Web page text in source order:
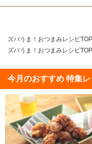
ズバうま！おつまみレシピTOP
ズバうま！おつまみレシピTOP
今月のおすすめ 特集